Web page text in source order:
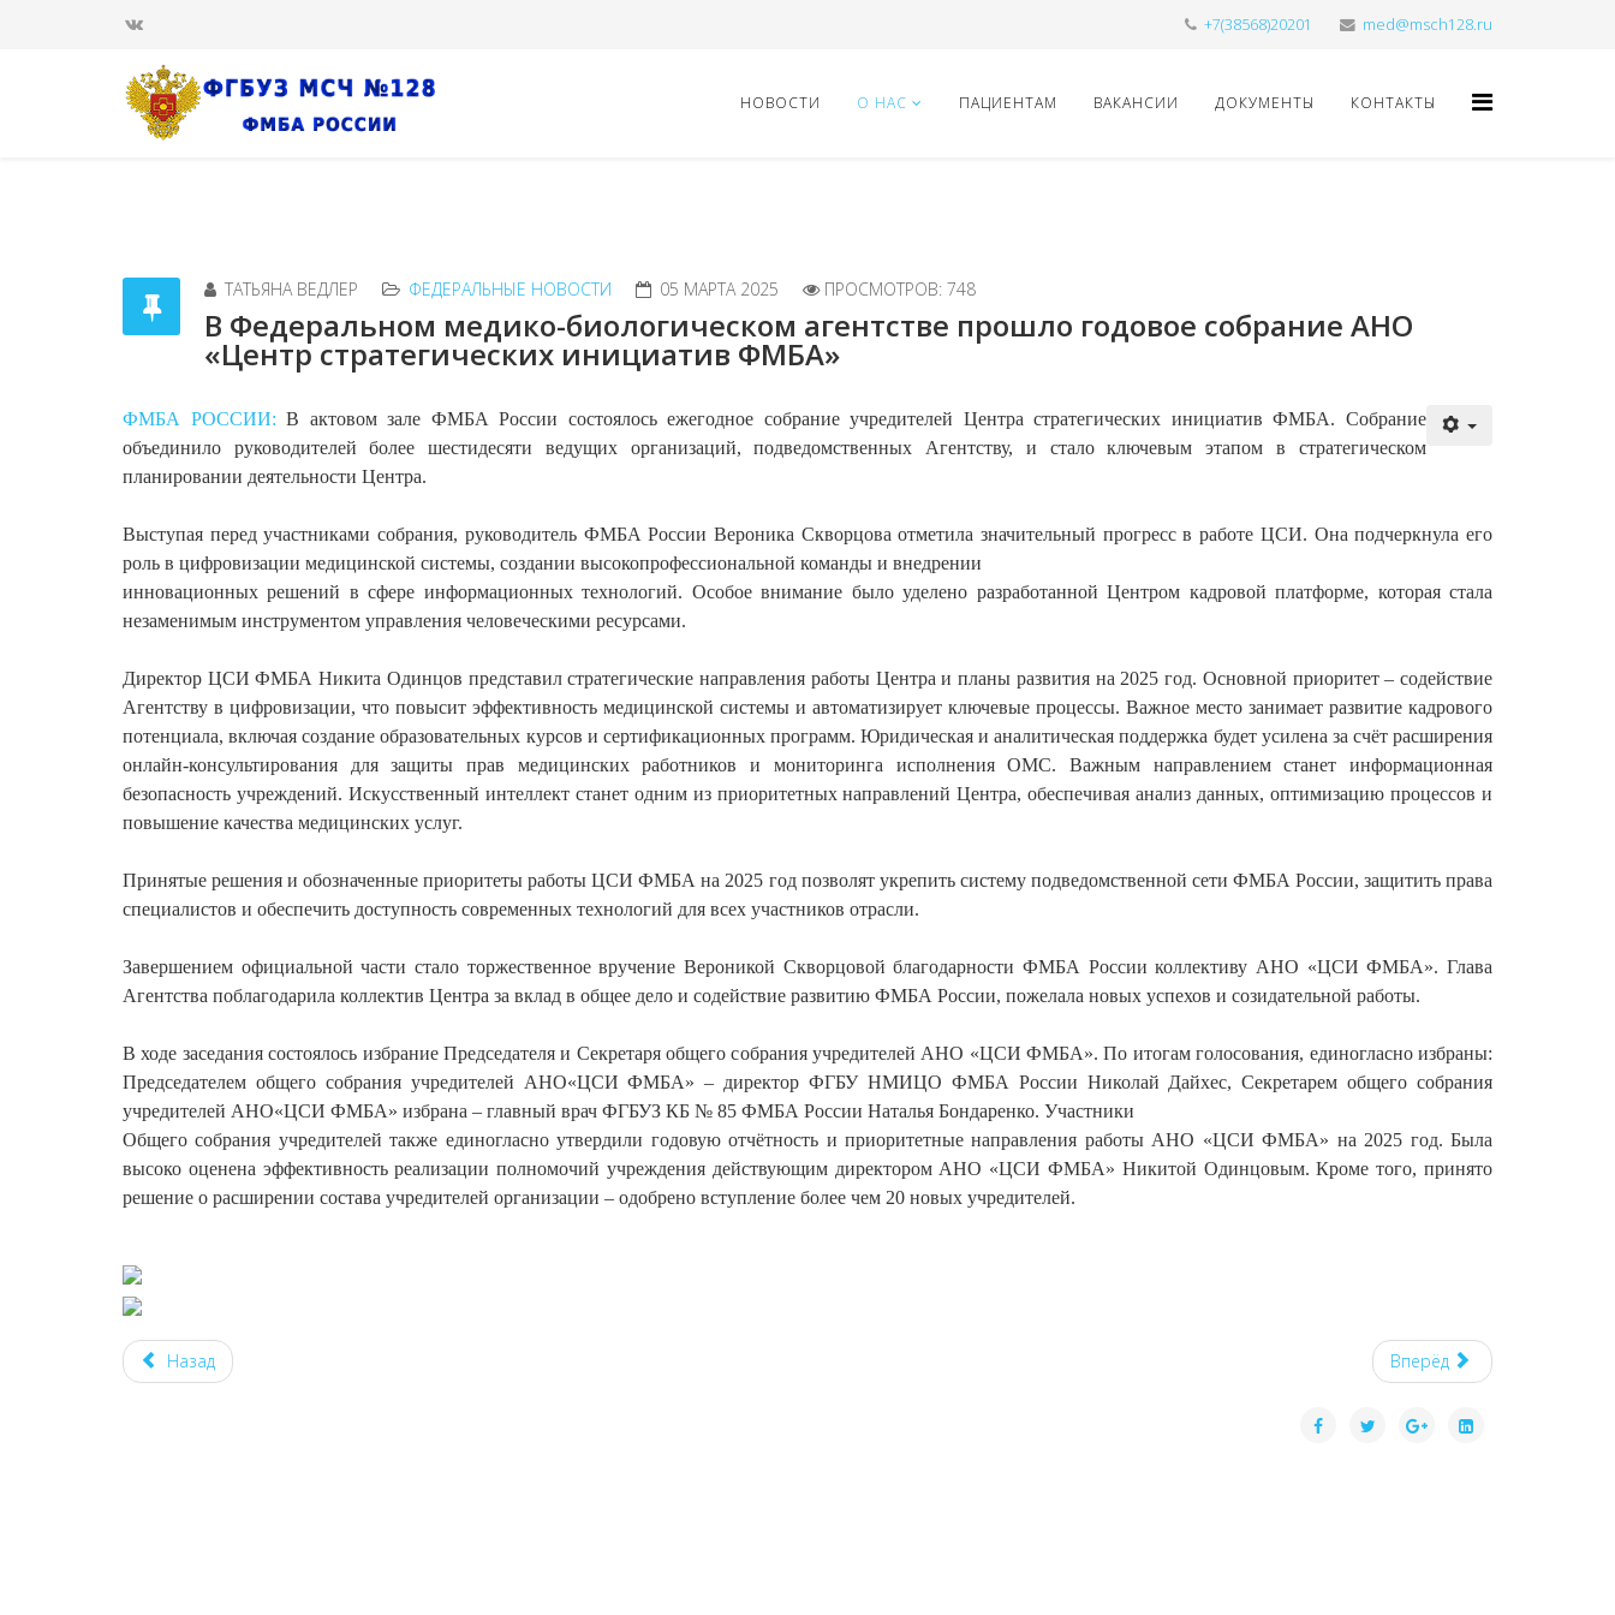
+7(38568)20201 med@msch128.ru
НОВОСТИ О НАС ПАЦИЕНТАМ ВАКАНСИИ ДОКУМЕНТЫ КОНТАКТЫ
ТАТЬЯНА ВЕДЛЕР ФЕДЕРАЛЬНЫЕ НОВОСТИ 05 МАРТА 2025 ПРОСМОТРОВ: 748
В Федеральном медико-биологическом агентстве прошло годовое собрание АНО
«Центр стратегических инициатив ФМБА»
ФМБА РОССИИ: В актовом зале ФМБА России состоялось ежегодное собрание учредителей Центра стратегических инициатив ФМБА. Собрание
объединило руководителей более шестидесяти ведущих организаций, подведомственных Агентству, и стало ключевым этапом в стратегическом
планировании деятельности Центра.
Выступая перед участниками собрания, руководитель ФМБА России Вероника Скворцова отметила значительный прогресс в работе ЦСИ. Она подчеркнула его
роль в цифровизации медицинской системы, создании высокопрофессиональной команды и внедрении
инновационных решений в сфере информационных технологий. Особое внимание было уделено разработанной Центром кадровой платформе, которая стала
незаменимым инструментом управления человеческими ресурсами.
Директор ЦСИ ФМБА Никита Одинцов представил стратегические направления работы Центра и планы развития на 2025 год. Основной приоритет – содействие
Агентству в цифровизации, что повысит эффективность медицинской системы и автоматизирует ключевые процессы. Важное место занимает развитие кадрового
потенциала, включая создание образовательных курсов и сертификационных программ. Юридическая и аналитическая поддержка будет усилена за счёт расширения
онлайн-консультирования для защиты прав медицинских работников и мониторинга исполнения ОМС. Важным направлением станет информационная
безопасность учреждений. Искусственный интеллект станет одним из приоритетных направлений Центра, обеспечивая анализ данных, оптимизацию процессов и
повышение качества медицинских услуг.
Принятые решения и обозначенные приоритеты работы ЦСИ ФМБА на 2025 год позволят укрепить систему подведомственной сети ФМБА России, защитить права
специалистов и обеспечить доступность современных технологий для всех участников отрасли.
Завершением официальной части стало торжественное вручение Вероникой Скворцовой благодарности ФМБА России коллективу АНО «ЦСИ ФМБА». Глава
Агентства поблагодарила коллектив Центра за вклад в общее дело и содействие развитию ФМБА России, пожелала новых успехов и созидательной работы.
В ходе заседания состоялось избрание Председателя и Секретаря общего собрания учредителей АНО «ЦСИ ФМБА». По итогам голосования, единогласно избраны:
Председателем общего собрания учредителей АНО«ЦСИ ФМБА» – директор ФГБУ НМИЦО ФМБА России Николай Дайхес, Секретарем общего собрания
учредителей АНО«ЦСИ ФМБА» избрана – главный врач ФГБУЗ КБ № 85 ФМБА России Наталья Бондаренко. Участники
Общего собрания учредителей также единогласно утвердили годовую отчётность и приоритетные направления работы АНО «ЦСИ ФМБА» на 2025 год. Была
высоко оценена эффективность реализации полномочий учреждения действующим директором АНО «ЦСИ ФМБА» Никитой Одинцовым. Кроме того, принято
решение о расширении состава учредителей организации – одобрено вступление более чем 20 новых учредителей.
Назад Вперёд